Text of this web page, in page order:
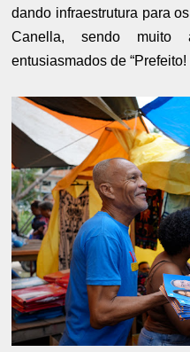
dando infraestrutura para
Canella, sendo muito
entusiasmados de